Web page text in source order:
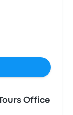
Office